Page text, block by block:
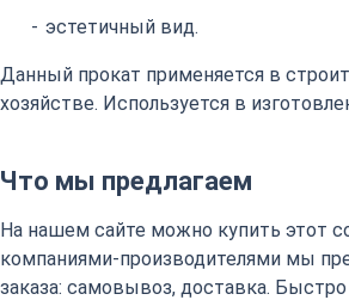
эстетичный вид.
Данный прокат применяется в
хозяйстве. Используется в
Что мы предлагаем
На нашем сайте можно купить этот
компаниями-производителями мы
заказа: самовывоз, доставка.